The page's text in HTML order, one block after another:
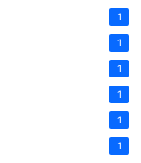
1
1
1
1
1
1